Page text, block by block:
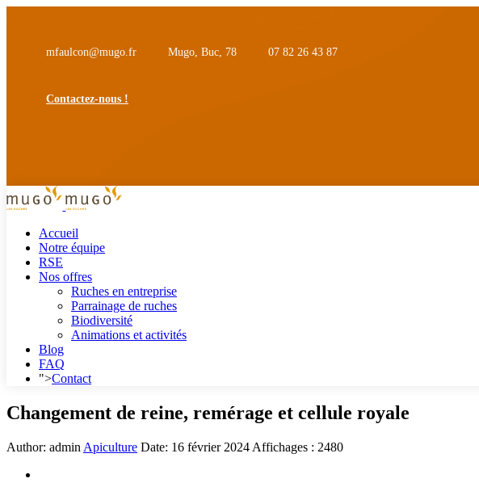
mfaulcon@mugo.fr Mugo, Buc, 78 07 82 26 43 87
Contactez-nous !
Accueil
Notre équipe
RSE
Nos offres
Ruches en entreprise
Parrainage de ruches
Biodiversité
Animations et activités
Blog
FAQ
">Contact
Changement de reine, remérage et cellule royale
Author: admin Apiculture Date: 16 février 2024 Affichages : 2480